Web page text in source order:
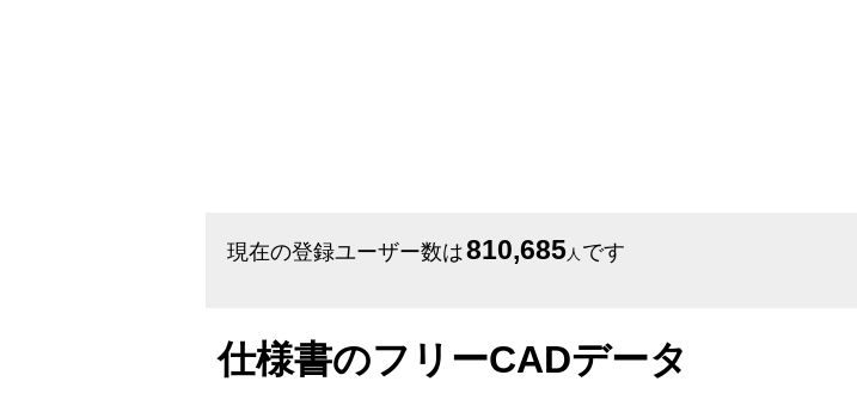
現在の登録ユーザー数は810,685人 です
仕様書のフリーCADデータ